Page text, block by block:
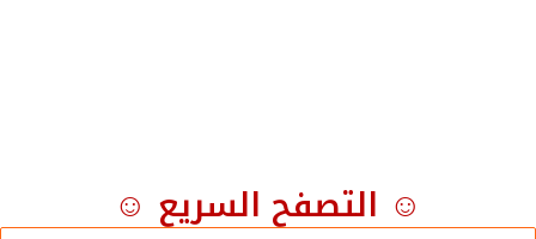
☺ التصفح السريع ☺